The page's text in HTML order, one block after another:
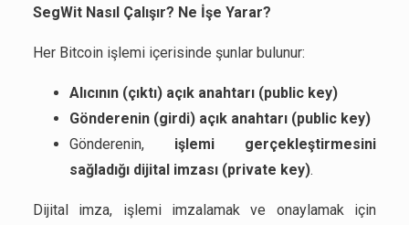
SegWit Nasıl Çalışır? Ne İşe Yarar?
Her Bitcoin işlemi içerisinde şunlar bulunur:
Alıcının (çıktı) açık anahtarı (public key)
Gönderenin (girdi) açık anahtarı (public key)
Gönderenin, işlemi gerçekleştirmesini
sağladığı dijital imzası (private key).
Dijital imza, işlemi imzalamak ve onaylamak için